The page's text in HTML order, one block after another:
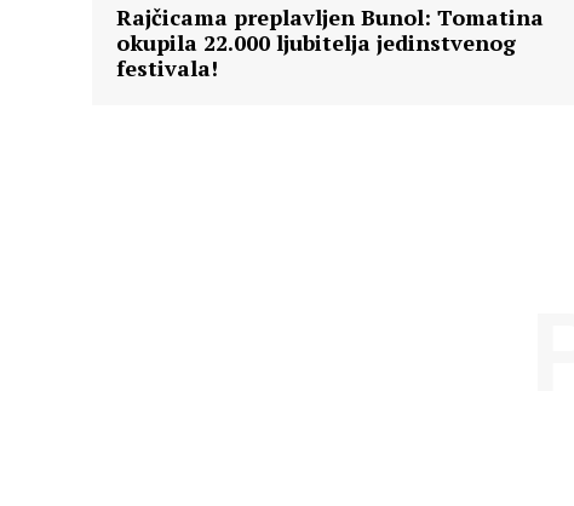
Rajčicama preplavljen Bunol: Tomatina
okupila 22.000 ljubitelja jedinstvenog
festivala!